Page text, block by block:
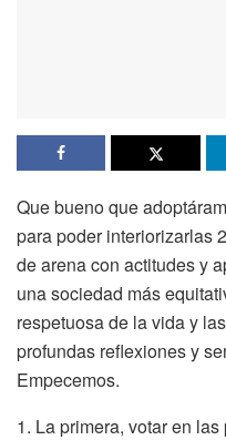
Que bueno que
para poder interiorizarlas
de arena con actitudes y
una sociedad más
respetuosa de la vida y
profundas reflexiones y
Empecemos.
1. La primera, votar en